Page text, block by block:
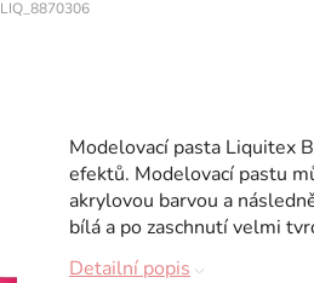
LIQ_8870306
Modelovací pasta Liquitex
efektů. Modelovací pastu
akrylovou barvou a
bílá a po zaschnutí velmi
Detailní popis